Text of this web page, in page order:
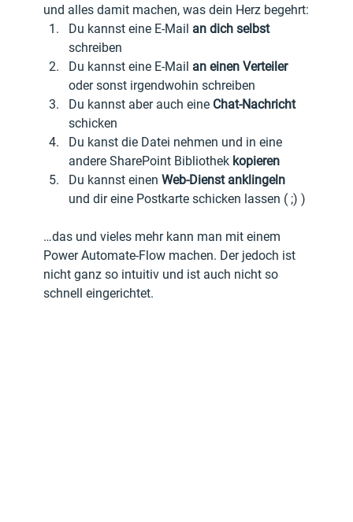
und alles damit machen, was dein Herz begehrt:
Du kannst eine E-Mail an dich selbst
schreiben
Du kannst eine E-Mail an einen Verteiler
oder sonst irgendwohin schreiben
Du kannst aber auch eine Chat-Nachricht
schicken
Du kanst die Datei nehmen und in eine
andere SharePoint Bibliothek kopieren
Du kannst einen Web-Dienst anklingeln
und dir eine Postkarte schicken lassen ( ;) )
…das und vieles mehr kann man mit einem
Power Automate-Flow machen. Der jedoch ist
nicht ganz so intuitiv und ist auch nicht so
schnell eingerichtet.